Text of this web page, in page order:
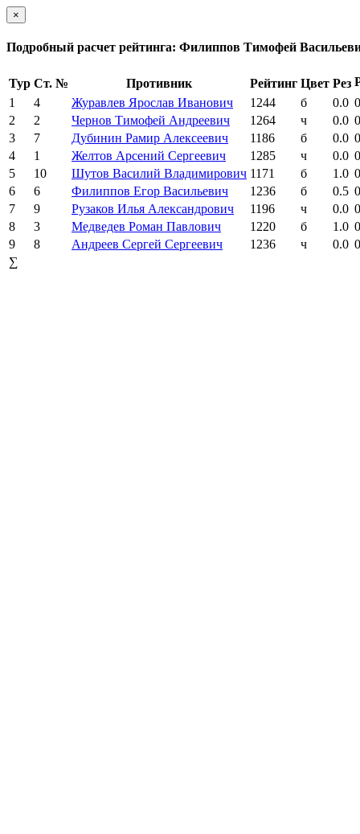
×
Подробный расчет рейтинга: Филиппов Тимофей
Тур Ст. № Противник Рейтинг Цвет Рез
1
4 Журавлев Ярослав Иванович 1244 б 0.0
2
2 Чернов Тимофей Андреевич 1264 ч 0.0
3
7 Дубинин Рамир Алексеевич 1186 б 0.0
4
1 Желтов Арсений Сергеевич 1285 ч 0.0
5
10 Шутов Василий Владимирович 1171 б 1.0
6
6 Филиппов Егор Васильевич 1236 б 0.5
7
9 Рузаков Илья Александрович 1196 ч 0.0
8
3 Медведев Роман Павлович 1220 б 1.0
9
8 Андреев Сергей Сергеевич 1236 ч 0.0
∑